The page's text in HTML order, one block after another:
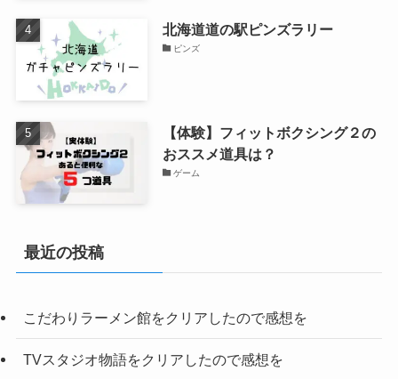
北海道道の駅ピンズラリー
ピンズ
【体験】フィットボクシング２の
おススメ道具は？
ゲーム
最近の投稿
こだわりラーメン館をクリアしたので感想を
TVスタジオ物語をクリアしたので感想を